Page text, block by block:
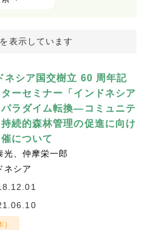
表示しています
ネシア国交樹立 60 周年記
ーセミナー「インドネシア
ラダイム転換―コミュニテ
続的森林管理の促進に向け
について
光
仲摩栄一郎
ネシア